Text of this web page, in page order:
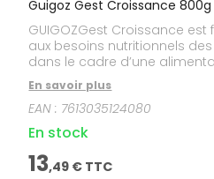
Guigoz Gest Croissance 800g
GUIGOZGest Croissance
aux besoins nutritionnels
dans le cadre d’une
une teneur en protéines
protéines que le lait de
sans sucres ajoutés***, pour
alimentaires. **Par rapport
écrémé UHT, Ciqual
naturellement présents.
En savoir plus
EAN : 7613035124080
En stock
13,49 € TTC